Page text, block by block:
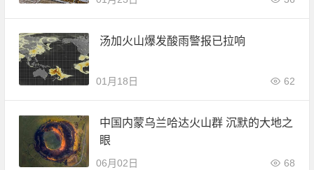
汤加火山爆发酸雨警报已拉响
01月18日 62
中国内蒙乌兰哈达火山群 沉默的大地之
眼
06月02日 68